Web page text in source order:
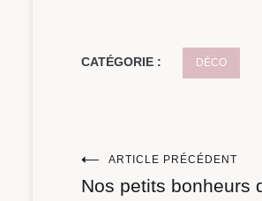
CATÉGORIE : DÉCO
Navigation
ARTICLE PRÉCÉDENT
Nos petits bonheurs